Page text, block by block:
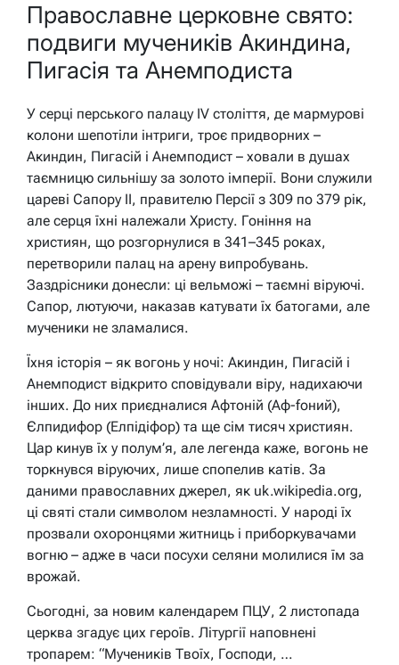
Православне церковне свято:
подвиги мучеників Акиндина,
Пигасія та Анемподиста
У серці перського палацу IV століття, де мармурові
колони шепотіли інтриги, троє придворних –
Акиндин, Пигасій і Анемподист – ховали в душах
таємницю сильнішу за золото імперії. Вони служили
цареві Сапору II, правителю Персії з 309 по 379 рік,
але серця їхні належали Христу. Гоніння на
християн, що розгорнулися в 341–345 роках,
перетворили палац на арену випробувань.
Заздрісники донесли: ці вельможі – таємні віруючі.
Сапор, лютуючи, наказав катувати їх батогами, але
мученики не зламалися.
Їхня історія – як вогонь у ночі: Акиндин, Пигасій і
Анемподист відкрито сповідували віру, надихаючи
інших. До них приєдналися Афтоній (Аф-foний),
Єлпидифор (Елпідіфор) та ще сім тисяч християн.
Цар кинув їх у полум’я, але легенда каже, вогонь не
торкнувся віруючих, лише спопелив катів. За
даними православних джерел, як uk.wikipedia.org,
ці святі стали символом незламності. У народі їх
прозвали охоронцями житниць і приборкувачами
вогню – адже в часи посухи селяни молилися їм за
врожай.
Сьогодні, за новим календарем ПЦУ, 2 листопада
церква згадує цих героїв. Літургії наповнені
тропарем: “Мучеників Твоїх, Господи, …